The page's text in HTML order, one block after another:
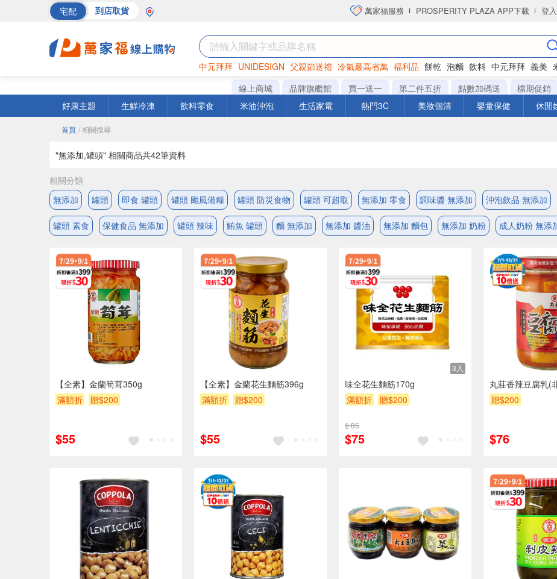
宅配 到店取貨 萬家福服務 PROSPERITY PLAZA APP下載 登入
中元拜拜 UNIDESIGN 父親節送禮 冷氣最高省萬 福利品 餅乾 泡麵 飲料 中元拜拜 義美
罐頭 海苔 洋芋片
線上商城 品牌旗艦館 買一送一 第二件五折 點數加碼送 檔期促銷
好康主題
生鮮冷凍 飲料零食 米油沖泡 生活家電 熱門3C 美妝個清 嬰童保健 休閒
首頁 / 相關搜尋
"無添加,罐頭" 相關商品共42筆資料
相關分類
無添加
罐頭 即食 罐頭 罐頭 颱風備糧 罐頭 防災食物 罐頭 可超取 無添加 零食 調味醬 無添加 沖泡飲品 無添加
罐頭 素食 保健食品 無添加 罐頭 辣味 鮪魚 罐頭 麵 無添加 無添加 醬油 無添加 麵包 無添加 奶粉 成人奶粉 無添
【全素】金蘭筍茸350g
滿額折
贈$200
$55
【全素】金蘭花生麵筋396g
滿額折
贈$200
$55
3入
味全花生麵筋170g
滿額折
贈$200
$ 85
$75
丸莊香辣豆腐乳(
贈$200
$76